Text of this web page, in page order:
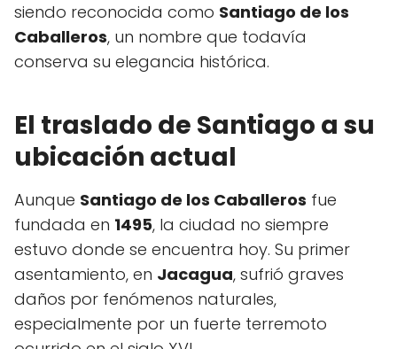
siendo reconocida como Santiago de los
Caballeros, un nombre que todavía
conserva su elegancia histórica.
El traslado de Santiago a su
ubicación actual
Aunque Santiago de los Caballeros fue
fundada en 1495, la ciudad no siempre
estuvo donde se encuentra hoy. Su primer
asentamiento, en Jacagua, sufrió graves
daños por fenómenos naturales,
especialmente por un fuerte terremoto